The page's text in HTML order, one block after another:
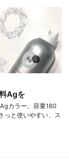
Agを
カラー。容量180
っと使いやすい、ス